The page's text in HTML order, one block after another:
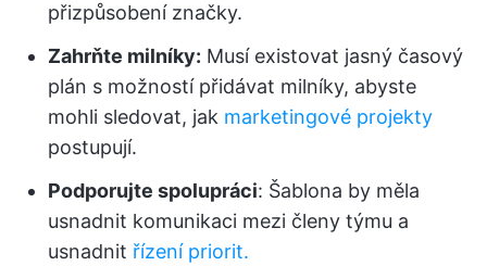
přizpůsobení značky.
Zahrňte milníky: Musí existovat jasný časový
plán s možností přidávat milníky, abyste
mohli sledovat, jak marketingové projekty
postupují.
Podporujte spolupráci: Šablona by měla
usnadnit komunikaci mezi členy týmu a
usnadnit řízení priorit.